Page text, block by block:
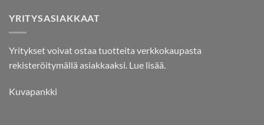
YRITYSASIAKKAAT
Yritykset voivat ostaa tuotteita verkkokaupasta
rekisteröitymällä asiakkaaksi. Lue lisää.
Kuvapankki